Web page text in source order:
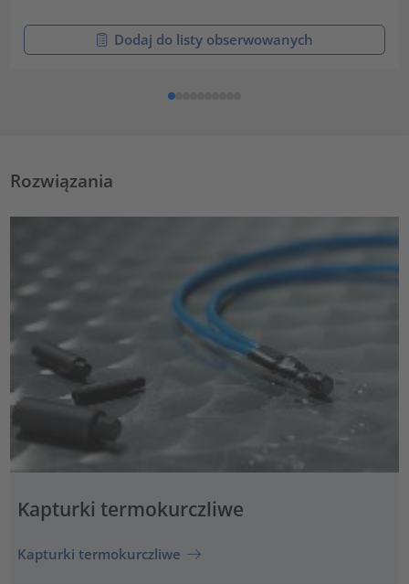
Dodaj do listy obserwowanych
Rozwiązania
Kapturki termokurczliwe
Kapturki termokurczliwe